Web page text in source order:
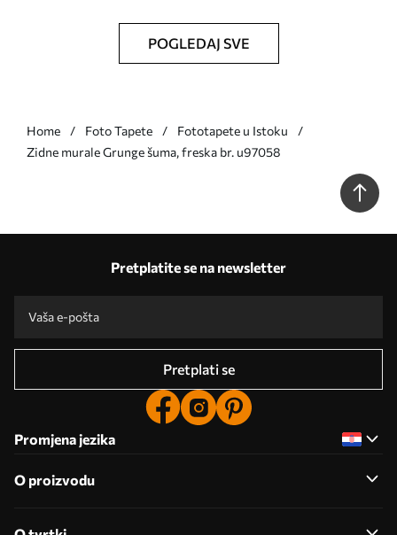
POGLEDAJ SVE
Home Foto Tapete
Fototapete u Istoku
Zidne murale Grunge šuma, freska br. u97058
Pretplatite se na newsletter
Pretplati se
Promjena jezika
O proizvodu